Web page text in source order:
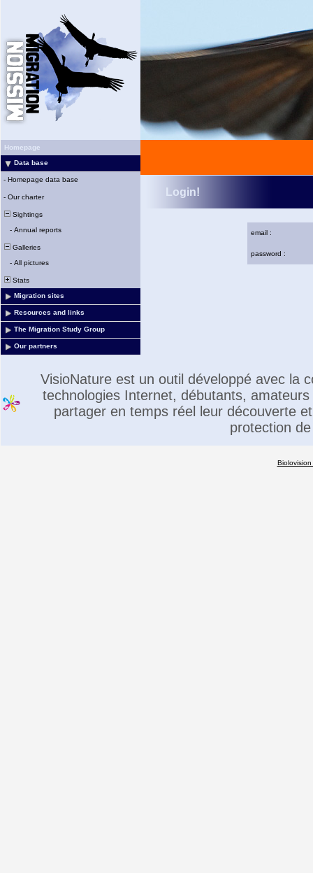
Homepage
Data base
- Homepage data base
- Our charter
Sightings
- Annual reports
Galleries
- All pictures
Stats
Migration sites
Resources and links
The Migration Study Group
Our partners
Login!
email :
password :
VisioNature est un outil développé avec la
technologies Internet, débutants,
partager en temps réel leur découverte
protection
Biolovision